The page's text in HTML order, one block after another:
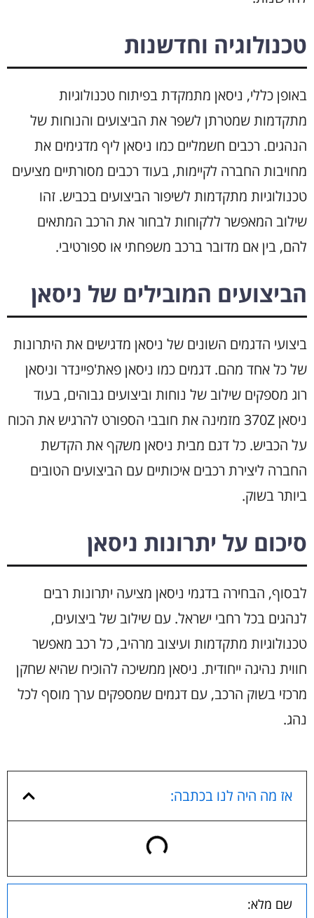
טכנולוגיה וחדשנות
באופן כללי, ניסאן מתמקדת בפיתוח טכנולוגיות
מתקדמות שמטרתן לשפר את הביצועים והנוחות של
הנהגים. רכבים חשמליים כמו ניסאן ליף מדגימים את
מחויבות החברה לקיימות, בעוד רכבים מסורתיים מציעים
טכנולוגיות מתקדמות לשיפור הביצועים בכביש. זהו
שילוב המאפשר ללקוחות לבחור את הרכב המתאים
להם, בין אם מדובר ברכב משפחתי או ספורטיבי.
הביצועים המובילים של ניסאן
ביצועי הדגמים השונים של ניסאן מדגישים את היתרונות
של כל אחד מהם. דגמים כמו ניסאן פאת'פיינדר וניסאן
רוג מספקים שילוב של נוחות וביצועים גבוהים, בעוד
ניסאן 370Z מזמינה את חובבי הספורט להרגיש את הכוח
על הכביש. כל דגם מבית ניסאן משקף את הקדשת
החברה ליצירת רכבים איכותיים עם הביצועים הטובים
ביותר בשוק.
סיכום על יתרונות ניסאן
לבסוף, הבחירה בדגמי ניסאן מציעה יתרונות רבים
לנהגים בכל רחבי ישראל. עם שילוב של ביצועים,
טכנולוגיות מתקדמות ועיצוב מרהיב, כל רכב מאפשר
חווית נהיגה ייחודית. ניסאן ממשיכה להוכיח שהיא שחקן
מרכזי בשוק הרכב, עם דגמים שמספקים ערך מוסף לכל
נהג.
אז מה היה לנו בכתבה: